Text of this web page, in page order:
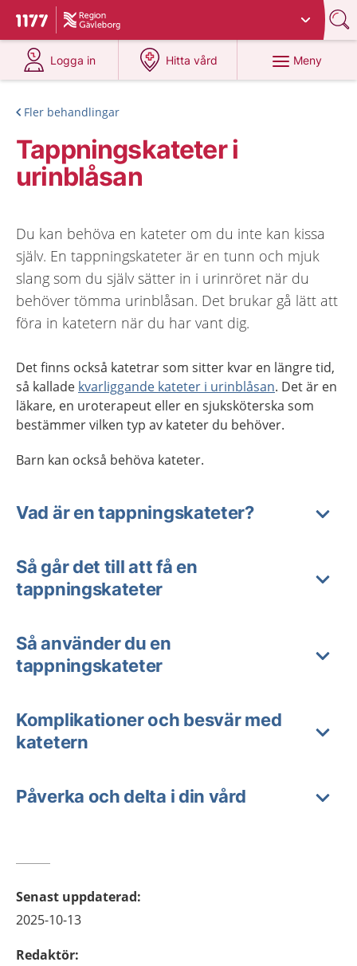
Till startsidan för 1177
Du har valt region
Logga in
på 1177.se
Hitta vård
på 1177.se
Meny
Fler behandlingar
Tappningskateter i
urinblåsan
Du kan behöva en kateter om du inte kan kissa
själv. En tappningskateter är en tunn och mjuk
slang som du själv sätter in i urinröret när du
behöver tömma urinblåsan. Det brukar gå lätt att
föra in katetern när du har vant dig.
Det finns också katetrar som sitter kvar en längre tid,
så kallade kvarliggande kateter i urinblåsan. Det är en
läkare, en uroterapeut eller en sjuksköterska som
bestämmer vilken typ av kateter du behöver.
Barn kan också behöva kateter.
Vad är en tappningskateter?
Så går det till att få en
tappningskateter
Så använder du en
tappningskateter
Komplikationer och besvär med
katetern
Påverka och delta i din vård
Senast uppdaterad:
2025-10-13
Redaktör: